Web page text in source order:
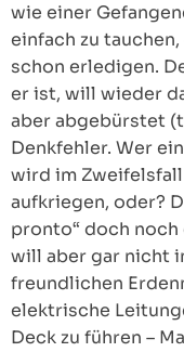
wie einer
einfach zu
schon erledigen.
er ist, will wieder
aber abgebürstet
Denkfehler. Wer
wird im
aufkriegen, oder?
pronto“ doch
will aber gar nicht
freundlichen
elektrische
Deck zu führen –